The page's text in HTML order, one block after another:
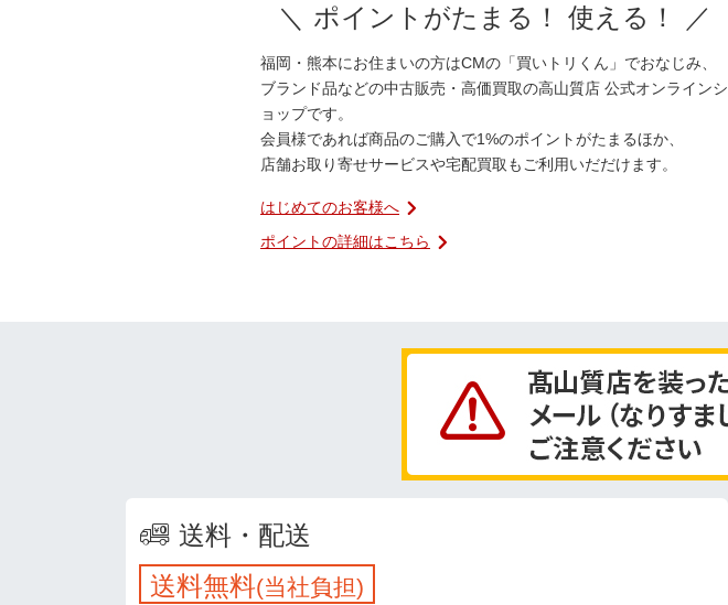
＼ ポイントがたまる！ 使える！ ／
福岡・熊本にお住まいの方はCMの「買いトリくん」でおなじみ、
ブランド品などの中古販売・高価買取の高山質店 公式オンラインシ
ョップです。
会員様であれば商品のご購入で1%のポイントがたまるほか、
店舗お取り寄せサービスや宅配買取もご利用いだだけます。
はじめてのお客様へ
ポイントの詳細はこちら
送料・配送
送料無料(当社負担)